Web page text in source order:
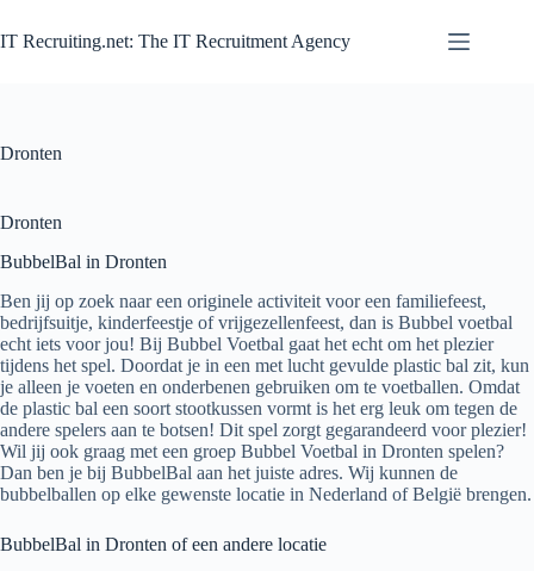
Inhalt
springen
IT Recruiting.net: The IT Recruitment Agency
Dronten
Dronten
BubbelBal in Dronten
Ben jij op zoek naar een originele activiteit voor een familiefeest,
bedrijfsuitje, kinderfeestje of vrijgezellenfeest, dan is Bubbel voetbal
echt iets voor jou! Bij Bubbel Voetbal gaat het echt om het plezier
tijdens het spel. Doordat je in een met lucht gevulde plastic bal zit, kun
je alleen je voeten en onderbenen gebruiken om te voetballen. Omdat
de plastic bal een soort stootkussen vormt is het erg leuk om tegen de
andere spelers aan te botsen! Dit spel zorgt gegarandeerd voor plezier!
Wil jij ook graag met een groep Bubbel Voetbal in Dronten spelen?
Dan ben je bij BubbelBal aan het juiste adres. Wij kunnen de
bubbelballen op elke gewenste locatie in Nederland of België brengen.
BubbelBal in Dronten of een andere locatie